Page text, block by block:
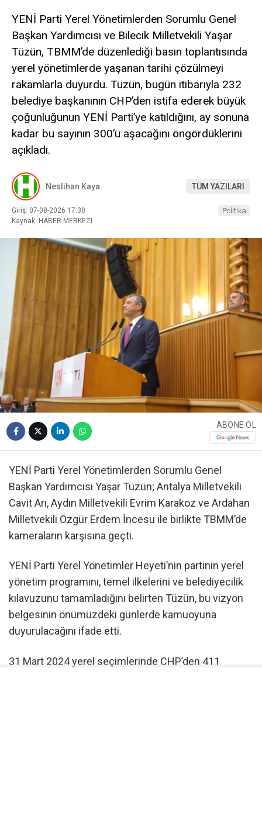
YENİ Parti Yerel Yönetimlerden Sorumlu Genel
Başkan Yardımcısı ve Bilecik Milletvekili Yaşar
Tüzün, TBMM’de düzenlediği basın toplantısında
yerel yönetimlerde yaşanan tarihi çözülmeyi
rakamlarla duyurdu. Tüzün, bugün itibarıyla 232
belediye başkanının CHP’den istifa ederek büyük
çoğunluğunun YENİ Parti’ye katıldığını, ay sonuna
kadar bu sayının 300’ü aşacağını öngördüklerini
açıkladı.
Neslihan Kaya TÜM YAZILARI
Giriş: 07-08-2026 17:30
Kaynak: HABER MERKEZI
Politika
ABONE OL
YENİ Parti Yerel Yönetimlerden Sorumlu Genel
Başkan Yardımcısı Yaşar Tüzün; Antalya Milletvekili
Cavit Arı, Aydın Milletvekili Evrim Karakoz ve Ardahan
Milletvekili Özgür Erdem İncesu ile birlikte TBMM’de
kameraların karşısına geçti.
YENİ Parti Yerel Yönetimler Heyeti’nin partinin yerel
yönetim programını, temel ilkelerini ve belediyecilik
kılavuzunu tamamladığını belirten Tüzün, bu vizyon
belgesinin önümüzdeki günlerde kamuoyuna
duyurulacağını ifade etti.
31 Mart 2024 yerel seçimlerinde CHP’den 411